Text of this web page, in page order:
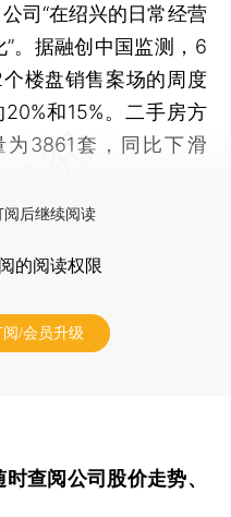
司“在绍兴的日常经营
。据融创中国监测，6
楼盘销售案场的周度
和15%。二手房方
3861套，同比下滑
阅后继续阅读
的阅读权限
阅/会员升级
时查阅公司股价走势、